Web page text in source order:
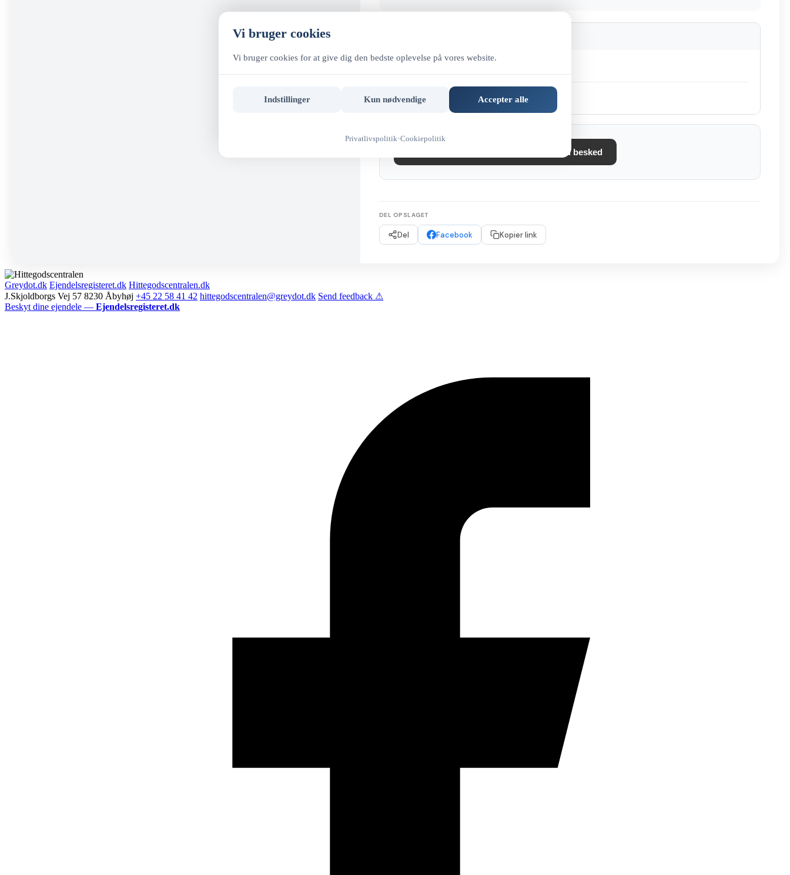
Navn:Julian Rauchfuss
ju.rauchfuss@gmail.com
Har du fundet denne genstand? Send besked
DEL OPSLAGET
Del Facebook Kopier link
Greydot.dk Ejendelsregisteret.dk Hittegodscentralen.dk
J.Skjoldborgs Vej 57 8230 Åbyhøj +45 22 58 41 42 hittegodscentralen@greydot.dk Send feedback ⚠
Beskyt dine ejendele — Ejendelsregisteret.dk
Vi bruger cookies
Vi bruger cookies for at give dig den bedste oplevelse på vores website.
Indstillinger Kun nødvendige Accepter alle
Privatlivspolitik•Cookiepolitik